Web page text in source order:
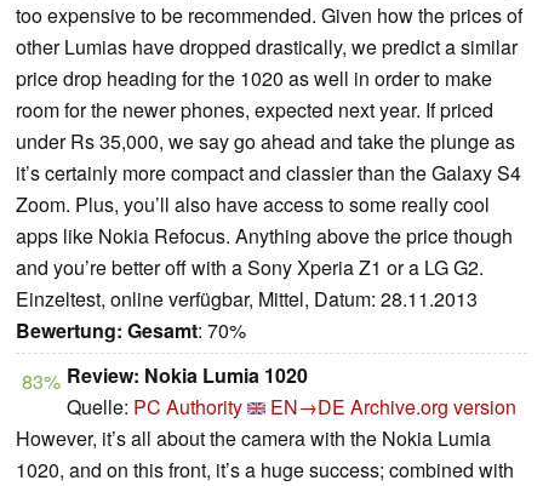
too expensive to be recommended. Given how the prices of
other Lumias have dropped drastically, we predict a similar
price drop heading for the 1020 as well in order to make
room for the newer phones, expected next year. If priced
under Rs 35,000, we say go ahead and take the plunge as
it’s certainly more compact and classier than the Galaxy S4
Zoom. Plus, you’ll also have access to some really cool
apps like Nokia Refocus. Anything above the price though
and you’re better off with a Sony Xperia Z1 or a LG G2.
Einzeltest, online verfügbar, Mittel, Datum: 28.11.2013
Bewertung: Gesamt: 70%
83% Review: Nokia Lumia 1020
Quelle: PC Authority EN→DE Archive.org version
However, it’s all about the camera with the Nokia Lumia
1020, and on this front, it’s a huge success; combined with